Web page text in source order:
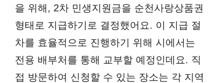
을 위해, 2차 민생지원금을 순천사랑상품권
형태로 지급하기로 결정했어요. 이 지급 절
차를 효율적으로 진행하기 위해 시에서는
전용 배부처를 통해 교부할 예정인데요. 직
접 방문하여 신청할 수 있는 장소는 각 지역